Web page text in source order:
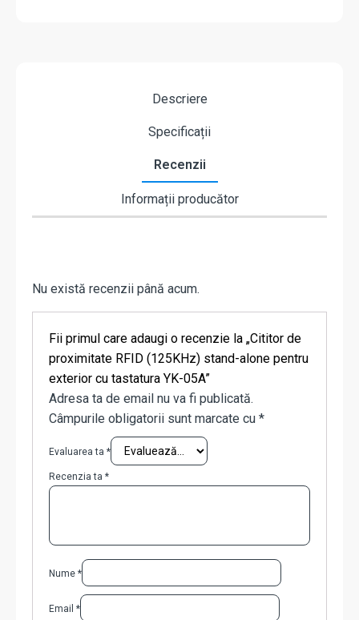
Descriere
Specificații
Recenzii
Informații producător
Nu există recenzii până acum.
Fii primul care adaugi o recenzie la „Cititor de
proximitate RFID (125KHz) stand-alone pentru
exterior cu tastatura YK-05A”
Adresa ta de email nu va fi publicată.
Câmpurile obligatorii sunt marcate cu *
Evaluarea ta *
Recenzia ta *
Nume *
Email *